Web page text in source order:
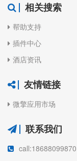
相关搜索
帮助支持
插件中心
酒店资讯
友情链接
微擎应用市场
联系我们
call:18688099870